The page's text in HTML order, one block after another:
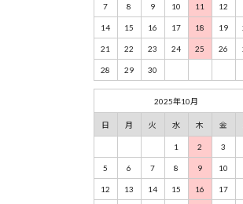
7 8 9 10 11 12
14 15 16 17 18 19
21 22 23 24 25 26
28 29 30
2025年10月
日 月 火 水 木 金
1 2 3
5 6 7 8 9 10
12 13 14 15 16 17